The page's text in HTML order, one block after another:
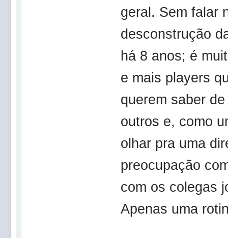
geral. Sem falar
desconstrução
há 8 anos; é
e mais players
querem saber
outros e, como
olhar pra uma
preocupação
com os colegas
Apenas uma